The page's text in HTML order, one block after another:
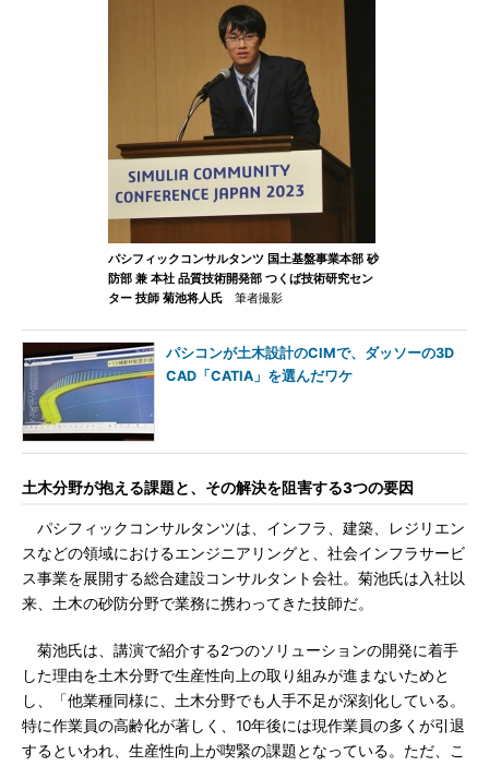
パシフィックコンサルタンツ 国土基盤事業本部 砂
防部 兼 本社 品質技術開発部 つくば技術研究セン
ター 技師 菊池将人氏 筆者撮影
パシコンが土木設計のCIMで、ダッソーの3D
CAD「CATIA」を選んだワケ
土木分野が抱える課題と、その解決を阻害する3つの要因
パシフィックコンサルタンツは、インフラ、建築、レジリエン
スなどの領域におけるエンジニアリングと、社会インフラサービ
ス事業を展開する総合建設コンサルタント会社。菊池氏は入社以
来、土木の砂防分野で業務に携わってきた技師だ。
菊池氏は、講演で紹介する2つのソリューションの開発に着手
した理由を土木分野で生産性向上の取り組みが進まないためと
し、「他業種同様に、土木分野でも人手不足が深刻化している。
特に作業員の高齢化が著しく、10年後には現作業員の多くが引退
するといわれ、生産性向上が喫緊の課題となっている。ただ、こ